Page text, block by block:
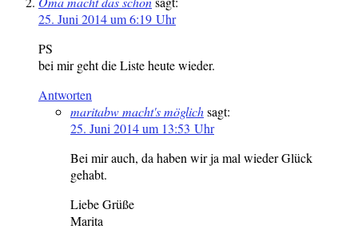
25. Juni 2014 um 6:19 Uhr
PS
bei mir geht die Liste heute wieder.
Antworten
maritabw macht's möglichsagt:
25. Juni 2014 um 13:53 Uhr
Bei mir auch, da haben wir ja mal wieder Glück
gehabt.
Liebe Grüße
Marita